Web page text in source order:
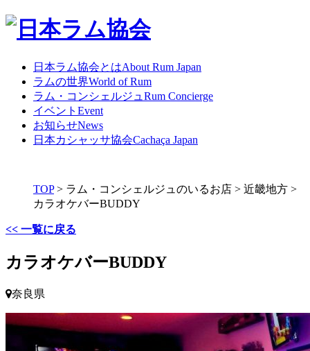
日本ラム協会とはAbout Rum Japan
ラムの世界World of Rum
ラム・コンシェルジュ Rum Concierge
イベント Event
お知らせNews
日本カシャッサ協会Cachaça Japan
TOP> ラム・コンシェルジュのいるお店 > 近畿地方 >
カラオケバーBUDDY
<< 一覧に戻る
カラオケバーBUDDY
奈良県